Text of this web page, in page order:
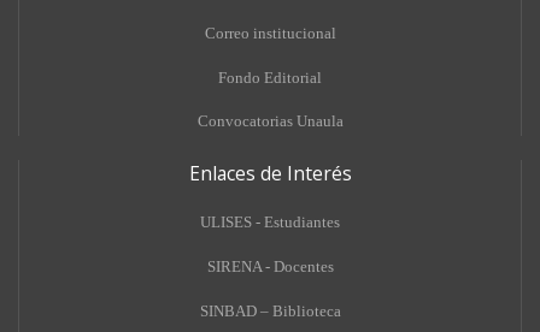
Correo institucional
Fondo Editorial
Convocatorias Unaula
Enlaces de Interés
ULISES - Estudiantes
SIRENA - Docentes
SINBAD – Biblioteca